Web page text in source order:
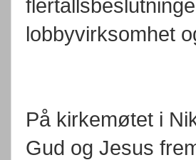
lobbyvirksomhet
På kirkemøtet i
Gud og Jesus